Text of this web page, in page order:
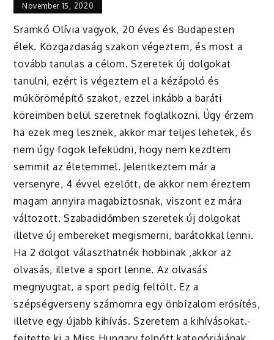
November 15, 2020
Sramkó Olívia vagyok, 20 éves és Budapesten
élek. Közgazdaság szakon végeztem, és most a
tovább tanulas a célom. Szeretek új dolgokat
tanulni, ezért is végeztem el a kézápoló és
műkörömépítő szakot, ezzel inkább a baráti
köreimben belül szeretnek foglalkozni. Úgy érzem
ha ezek meg lesznek, akkor mar teljes lehetek, és
nem úgy fogok lefeküdni, hogy nem kezdtem
semmit az életemmel. Jelentkeztem már a
versenyre, 4 évvel ezelőtt, de akkor nem éreztem
magam annyira magabiztosnak, viszont ez mára
változott. Szabadidőmben szeretek új dolgokat
illetve új embereket megismerni, barátokkal lenni.
Ha 2 dolgot választhatnék hobbinak ,akkor az
olvasás, illetve a sport lenne. Az olvasás
megnyugtat, a sport pedig feltölt. Ez a
szépségverseny számomra egy önbizalom erősítés,
illetve egy újabb kihívás. Szeretem a kihívásokat.-